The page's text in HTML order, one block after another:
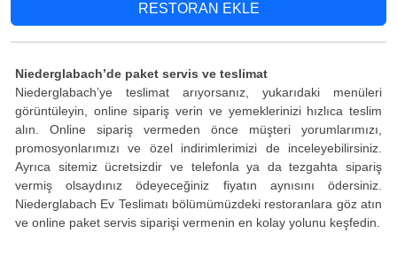
RESTORAN EKLE
Niederglabach’de paket servis ve teslimat
Niederglabach’ye teslimat arıyorsanız, yukarıdaki menüleri
görüntüleyin, online sipariş verin ve yemeklerinizi hızlıca teslim
alın. Online sipariş vermeden önce müşteri yorumlarımızı,
promosyonlarımızı ve özel indirimlerimizi de inceleyebilirsiniz.
Ayrıca sitemiz ücretsizdir ve telefonla ya da tezgahta sipariş
vermiş olsaydınız ödeyeceğiniz fiyatın aynısını ödersiniz.
Niederglabach Ev Teslimatı bölümümüzdeki restoranlara göz atın
ve online paket servis siparişi vermenin en kolay yolunu keşfedin.